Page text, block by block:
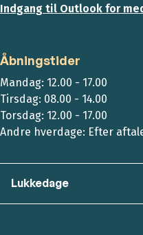
Indgang til Outlook for
Åbningstider
Mandag: 12.00 - 17.00
Tirsdag: 08.00 - 14.00
Torsdag: 12.00 - 17.00
Andre hverdage: Efter
Lukkedage